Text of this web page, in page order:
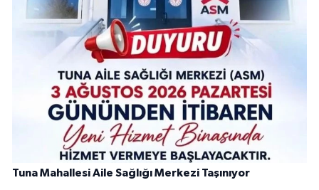
Tuna Mahallesi Aile Sağlığı Merkezi Taşınıyor